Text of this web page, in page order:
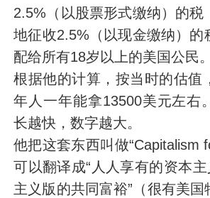
2.5%（以股票形式缴纳）的税
地征收2.5%（以现金缴纳）的
配给所有18岁以上的美国公民。
根据他的计算，按当时的估值
年人一年能拿13500美元左右
长越快，数字越大。
他把这套东西叫做“Capitalism
可以翻译成“人人享有的资本主
主义版的共同富裕”（很有美国